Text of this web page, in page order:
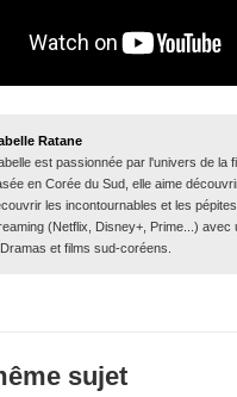
Ratane
est passionnée par l'univers de la
en Corée du Sud, elle aime
les incontournables et les
(Netflix, Disney+, Prime...) avec
et films sud-coréens.
sujet